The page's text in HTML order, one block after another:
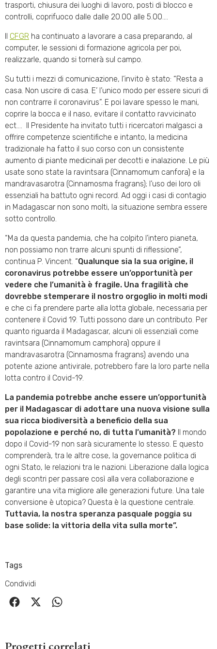
trasporti, chiusura dei luoghi di lavoro, posti di blocco e
controlli, coprifuoco dalle dalle 20.00 alle 5.00….
CFGR ha continuato a lavorare a casa preparando, al
computer, le sessioni di formazione agricola per poi,
realizzarle, quando si tornerà sul campo.
Su tutti i mezzi di comunicazione, l’invito è stato: “Resta a
casa. Non uscire di casa. E’ l’unico modo per essere sicuri di
non contrarre il coronavirus”. E poi lavare spesso le mani,
coprire la bocca e il naso, evitare il contatto ravvicinato
ect…. Il Presidente ha invitato tutti i ricercatori malgasci a
offrire competenze scientifiche e intanto, la medicina
tradizionale ha fatto il suo corso con un consistente
aumento di piante medicinali per decotti e inalazione. Le più
usate sono state la ravintsara (Cinnamomum canfora) e la
mandravasarotra (Cinnamosma fragrans); l’uso dei loro oli
essenziali ha battuto ogni record. Ad oggi i casi di contagio
in Madagascar non sono molti, la situazione sembra essere
sotto controllo.
“Ma da questa pandemia, che ha colpito l’intero pianeta,
non possiamo non trarre alcuni spunti di riflessione”,
continua P. Vincent. “Qualunque sia la sua origine, il
coronavirus potrebbe essere un’opportunità per
vedere che l’umanità è fragile. Una fragilità che
dovrebbe stemperare il nostro orgoglio in molti modi
e che ci fa prendere parte alla lotta globale, necessaria per
contenere il Covid 19. Tutti possono dare un contributo. Per
quanto riguarda il Madagascar, alcuni oli essenziali come
ravintsara (Cinnamomum camphora) oppure il
mandravasarotra (Cinnamosma fragrans) avendo una
potente azione antivirale, potrebbero fare la loro parte nella
lotta contro il Covid-19.
La pandemia potrebbe anche essere un’opportunità
per il Madagascar di adottare una nuova visione sulla
sua ricca biodiversità a beneficio della sua
popolazione e perché no, di tutta l’umanità?
Il mondo
dopo il Covid-19 non sarà sicuramente lo stesso. E questo
comprenderà, tra le altre cose, la governance politica di
ogni Stato, le relazioni tra le nazioni. Liberazione dalla logica
degli scontri per passare così alla vera collaborazione e
garantire una vita migliore alle generazioni future. Una tale
conversione è utopica? Questa è la questione centrale.
Tuttavia, la nostra speranza pasquale poggia su
base solide: la vittoria della vita sulla morte”.
Tags
Condividi
Progetti correlati